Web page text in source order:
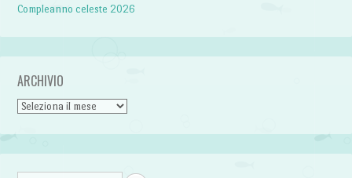
Compleanno celeste 2026
ARCHIVIO
Archivio